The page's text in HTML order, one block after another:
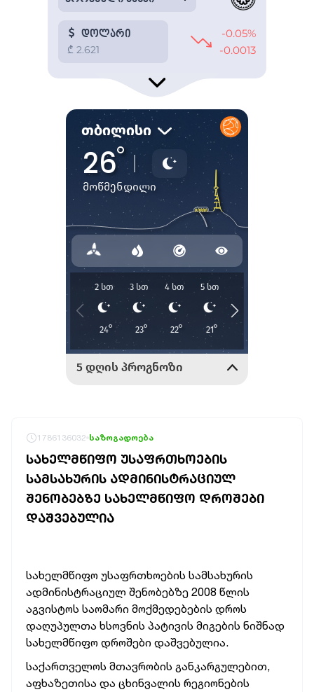
1786136032 საზოგადოება
ᲡᲐᲮᲔᲚᲛᲬᲘᲤᲝ ᲣᲡᲐᲤᲠᲗᲮᲝᲔᲑᲘᲡ
ᲡᲐᲛᲡᲐᲮᲣᲠᲘᲡ ᲐᲓᲛᲘᲜᲘᲡᲢᲠᲐᲪᲘᲣᲚ
ᲨᲔᲜᲝᲑᲔᲑᲖᲔ ᲡᲐᲮᲔᲚᲛᲬᲘᲤᲝ ᲓᲠᲝᲨᲔᲑᲘ
ᲓᲐᲨᲕᲔᲑᲣᲚᲘᲐ
სახელმწიფო უსაფრთხოების სამსახურის
ადმინისტრაციულ შენობებზე 2008 წლის
აგვისტოს საომარი მოქმედებების დროს
დაღუპულთა ხსოვნის პატივის მიგების ნიშნად
სახელმწიფო დროშები დაშვებულია.
საქართველოს მთავრობის განკარგულებით,
აფხაზეთისა და ცხინვალის რეგიონების